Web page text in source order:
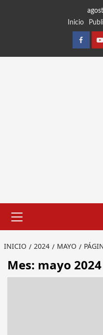
Inicio
principal
INICIO 2024 MAYO
Mes: mayo 2024